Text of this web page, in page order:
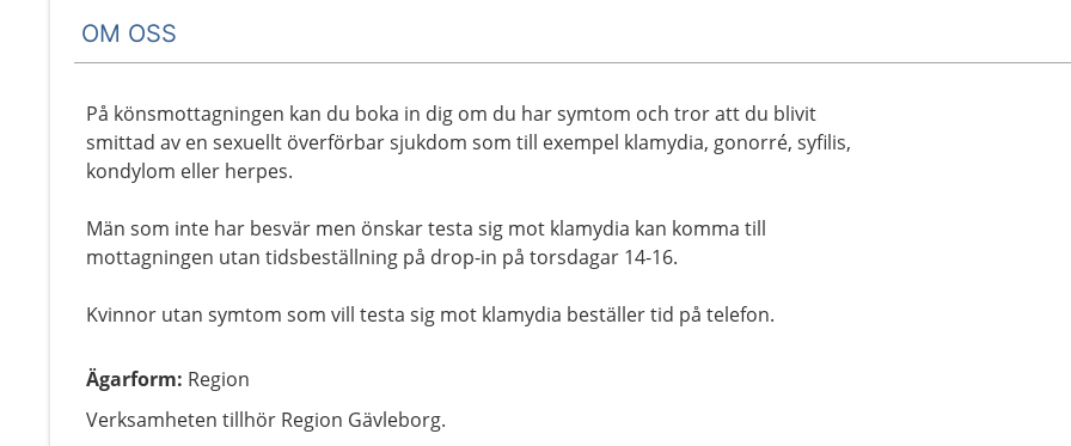
OM OSS
På könsmottagningen kan du boka in dig om du har symtom och tror att du blivit
smittad av en sexuellt överförbar sjukdom som till exempel klamydia, gonorré, syfilis,
kondylom eller herpes.
Män som inte har besvär men önskar testa sig mot klamydia kan komma till
mottagningen utan tidsbeställning på drop-in på torsdagar 14-16.
Kvinnor utan symtom som vill testa sig mot klamydia beställer tid på telefon.
Ägarform: Region
Verksamheten tillhör Region Gävleborg.